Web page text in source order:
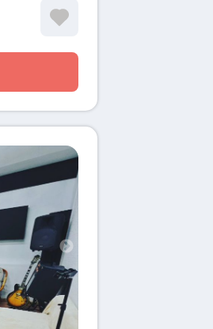
ресивер
Junior •
Casio с